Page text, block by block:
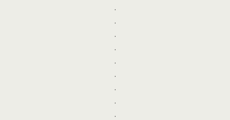
.
.
.
.
.
.
.
.
.